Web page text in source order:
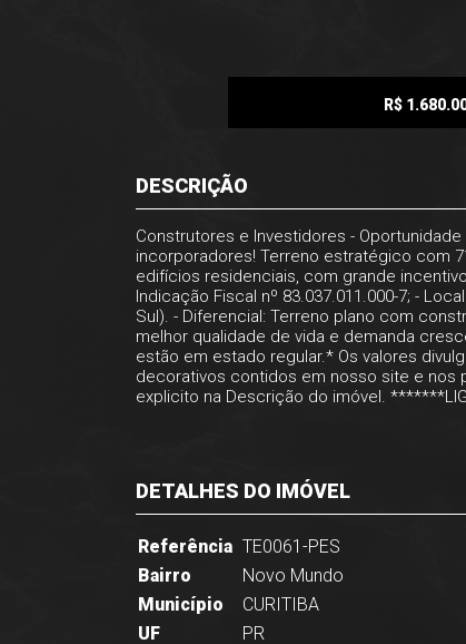
R$
DESCRIÇÃO
Construtores e Investidores -
incorporadores! Terreno estratégico com
edifícios residenciais, com grande
Indicação Fiscal nº 83.037.011.000-7; -
Sul). - Diferencial: Terreno plano com
melhor qualidade de vida e demanda
estão em estado regular.* Os valores
decorativos contidos em nosso site e nos
explicito na Descrição do imóvel.
DETALHES DO IMÓVEL
Referência TE0061-PES
Bairro
Novo Mundo
Município
CURITIBA
UF
PR